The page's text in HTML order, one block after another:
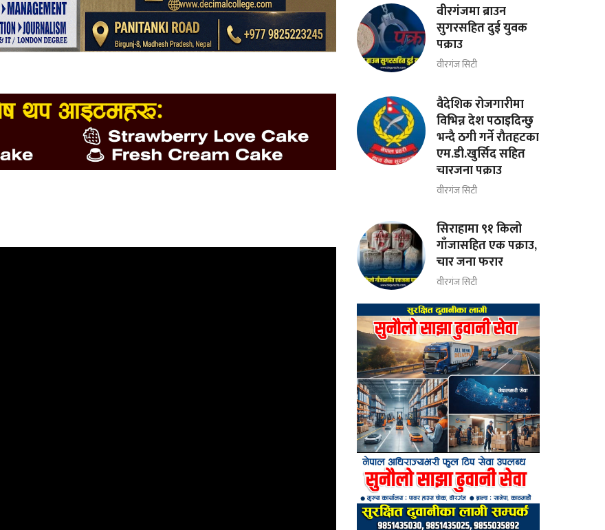
वीरगंजमा ब्राउन
सुगरसहित दुई युवक
पक्राउ
वीरगंज सिटी
वैदेशिक रोजगारीमा
विभिन्न देश पठाइदिन्छु
भन्दै ठगी गर्ने राैतहटका
एम.डी.खुर्सिद सहित
चारजना पक्राउ
वीरगंज सिटी
सिराहामा ९१ किलो
गाँजासहित एक पक्राउ,
चार जना फरार
वीरगंज सिटी